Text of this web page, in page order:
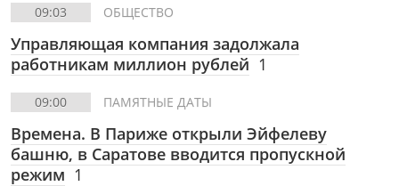
09:03 ОБЩЕСТВО
Управляющая компания задолжала
работникам миллион рублей 1
09:00 ПАМЯТНЫЕ ДАТЫ
Времена. В Париже открыли Эйфелеву
башню, в Саратове вводится пропускной
режим 1